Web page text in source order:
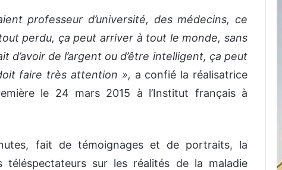
professeur d’université, des médecins, ce
perdu, ça peut arriver à tout le monde, sans
d’avoir de l’argent ou d’être intelligent, ça peut
faire très attention », a confié la réalisatrice
le 24 mars 2015 à l’Institut français à
fait de témoignages et de portraits, la
sur les réalités de la maladie